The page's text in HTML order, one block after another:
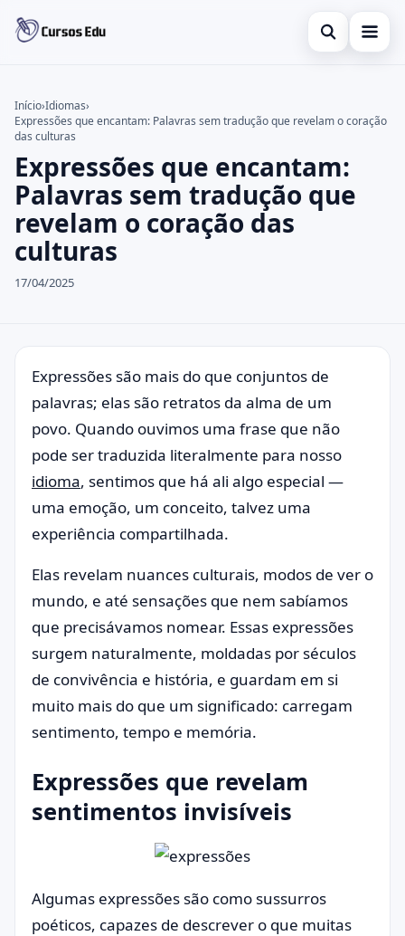
Abrir busca
Inglês
Idiomas
espanhol
Buscar no site
Buscar por:
Pressione Enter para buscar ou ESC para fechar.
Início›Idiomas›
Expressões que encantam: Palavras sem tradução que revelam o coração
das culturas
Expressões que encantam:
Palavras sem tradução que
revelam o coração das
culturas
17/04/2025
Expressões são mais do que conjuntos de
palavras; elas são retratos da alma de um
povo. Quando ouvimos uma frase que não
pode ser traduzida literalmente para nosso
idioma, sentimos que há ali algo especial —
uma emoção, um conceito, talvez uma
experiência compartilhada.
Elas revelam nuances culturais, modos de ver o
mundo, e até sensações que nem sabíamos
que precisávamos nomear. Essas expressões
surgem naturalmente, moldadas por séculos
de convivência e história, e guardam em si
muito mais do que um significado: carregam
sentimento, tempo e memória.
Expressões que revelam
sentimentos invisíveis
Algumas expressões são como sussurros
poéticos, capazes de descrever o que muitas